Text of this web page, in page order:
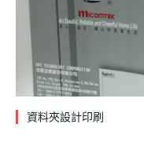
資料夾設計印刷